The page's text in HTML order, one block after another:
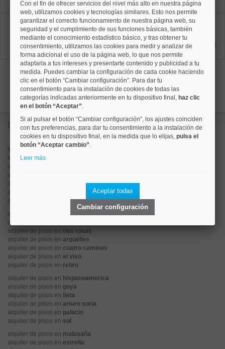
2 baños
Ciudad Lineal, Costillares
Ref: 50004752
120 m²
3 dormitorios
2 baños
2.100 €
1
Lo más buscado
Valorar vivienda online
Vender piso
alquiler de pisos en
alquiler de pisos en
alquiler de pisos en
chamberí
alquiler de pisos en
ciudad lineal
alquiler de pisos en
moncloa
alquiler de pisos en
salamanca
alquiler de pisos en
alquiler de pisos en rios rosas
alquiler de pisos en argüelles
alquiler de pisos en cuatro caminos
alquiler de pisos en el viso
alquiler de pisos en retiro
alquiler de pisos en hispanoamerica
alquiler de pisos en goya
alquiler de pisos en lista
alquiler de pisos en arturo soria
alquiler de pisos en palacio
alquiler de pisos en sol
alquiler de pisos en malasaña
alquiler de pisos en estrella
Con el fin de ofrecer servicios del nivel más alto en nuestra página
web, utilizamos cookies y tecnologías similares. Esto nos permite
garantizar el correcto funcionamiento de nuestra página web, su
seguridad y el cumplimiento de sus funciones básicas, también
mediante el conocimiento estadístico básico, y tras obtener tu
consentimiento, utilizamos las cookies para medir y analizar de
forma adicional el uso de la página web, lo que nos permite
adaptarla a tus intereses y presentarte contenido y publicidad a tu
medida. Puedes cambiar la configuración de cada cookie haciendo
clic en el botón “Cambiar configuración”. Para dar tu
consentimiento para la instalación de cookies de todas las
categorías indicadas anteriormente en tu dispositivo final, haz clic
en el botón “Aceptar”.
Si al pulsar el botón “Cambiar configuración”, los ajustes coinciden
con tus preferencias, para dar tu consentimiento a la instalación de
cookies en tu dispositivo final, en la medida que lo elijas, pulsa el
botón “Aceptar cambio”.
Leer más
Aceptar todas
Cambiar configuración